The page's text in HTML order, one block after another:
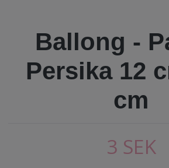
Ballong -
Persika 12
cm
3 SEK